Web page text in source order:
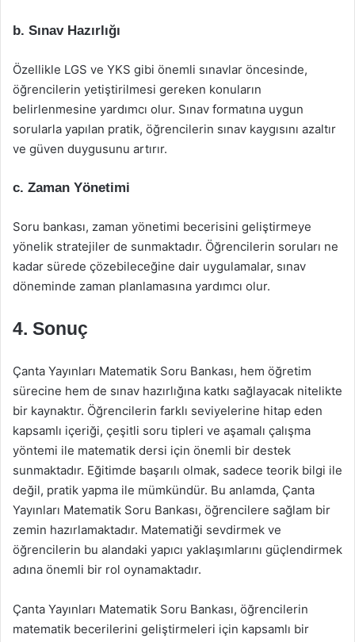
b. Sınav Hazırlığı
Özellikle LGS ve YKS gibi önemli sınavlar öncesinde,
öğrencilerin yetiştirilmesi gereken konuların
belirlenmesine yardımcı olur. Sınav formatına uygun
sorularla yapılan pratik, öğrencilerin sınav kaygısını azaltır
ve güven duygusunu artırır.
c. Zaman Yönetimi
Soru bankası, zaman yönetimi becerisini geliştirmeye
yönelik stratejiler de sunmaktadır. Öğrencilerin soruları ne
kadar sürede çözebileceğine dair uygulamalar, sınav
döneminde zaman planlamasına yardımcı olur.
4. Sonuç
Çanta Yayınları Matematik Soru Bankası, hem öğretim
sürecine hem de sınav hazırlığına katkı sağlayacak nitelikte
bir kaynaktır. Öğrencilerin farklı seviyelerine hitap eden
kapsamlı içeriği, çeşitli soru tipleri ve aşamalı çalışma
yöntemi ile matematik dersi için önemli bir destek
sunmaktadır. Eğitimde başarılı olmak, sadece teorik bilgi ile
değil, pratik yapma ile mümkündür. Bu anlamda, Çanta
Yayınları Matematik Soru Bankası, öğrencilere sağlam bir
zemin hazırlamaktadır. Matematiği sevdirmek ve
öğrencilerin bu alandaki yapıcı yaklaşımlarını güçlendirmek
adına önemli bir rol oynamaktadır.
Çanta Yayınları Matematik Soru Bankası, öğrencilerin
matematik becerilerini geliştirmeleri için kapsamlı bir